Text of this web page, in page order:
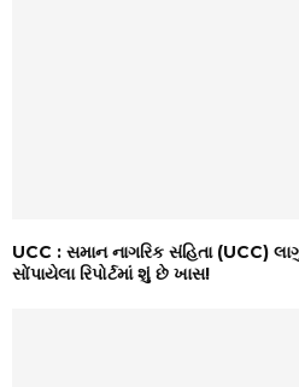
UCC : સમાન નાગરિક સંહિતા (UCC)
સોંપાયેલા રિપોર્ટમાં શું છે ખાસ!